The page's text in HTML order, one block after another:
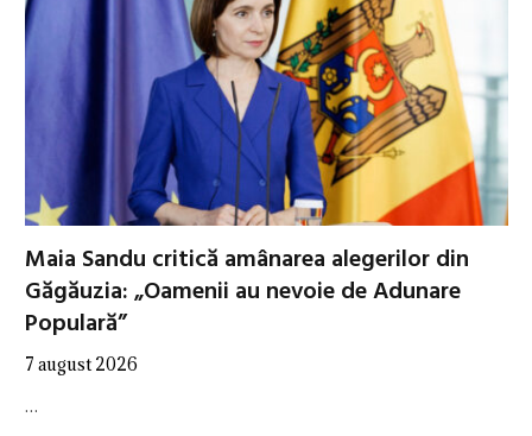
Maia Sandu critică amânarea alegerilor din
Găgăuzia: „Oamenii au nevoie de Adunare
Populară”
7 august 2026
…